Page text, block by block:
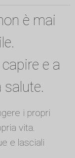
è mai
e a
salute.
i propri
vita.
e lasciali